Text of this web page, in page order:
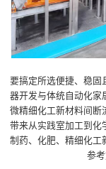
要搞定所选便捷、稳固
器开发与体统自动化家
微精细化工新材料间断
带来从实践室加工到化
制药、化肥、精细化工
参